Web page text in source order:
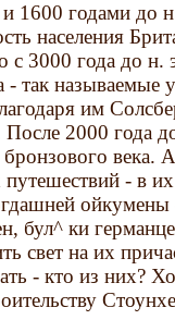
годами до
населения
3000 года до н.
- так
им
2000 года
века. А
- в
бул^ ки
свет на их
- кто из них?